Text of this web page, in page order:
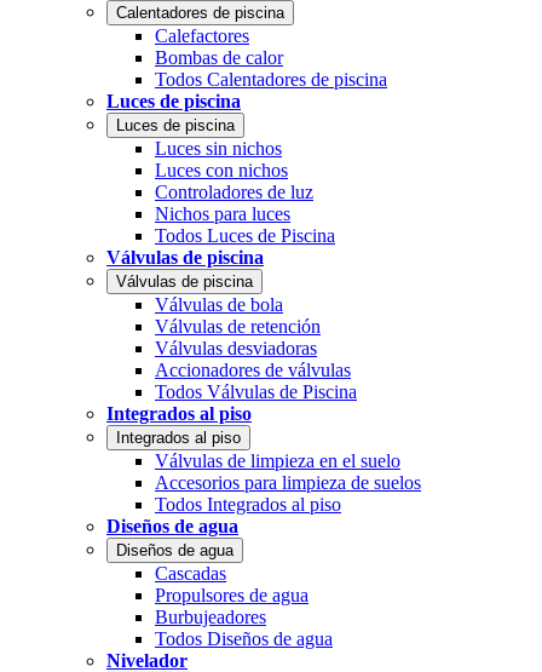
Calentadores de piscina
Calefactores
Bombas de calor
Todos Calentadores de piscina
Luces de piscina
Luces de piscina
Luces sin nichos
Luces con nichos
Controladores de luz
Nichos para luces
Todos Luces de Piscina
Válvulas de piscina
Válvulas de piscina
Válvulas de bola
Válvulas de retención
Válvulas desviadoras
Accionadores de válvulas
Todos Válvulas de Piscina
Integrados al piso
Integrados al piso
Válvulas de limpieza en el suelo
Accesorios para limpieza de suelos
Todos Integrados al piso
Diseños de agua
Diseños de agua
Cascadas
Propulsores de agua
Burbujeadores
Todos Diseños de agua
Nivelador